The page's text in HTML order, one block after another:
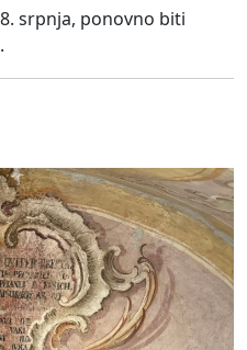
srpnja, ponovno biti